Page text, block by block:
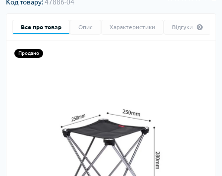
Код товару:47886-04
Все про товар Опис Характеристики Відгуки 0
Продано